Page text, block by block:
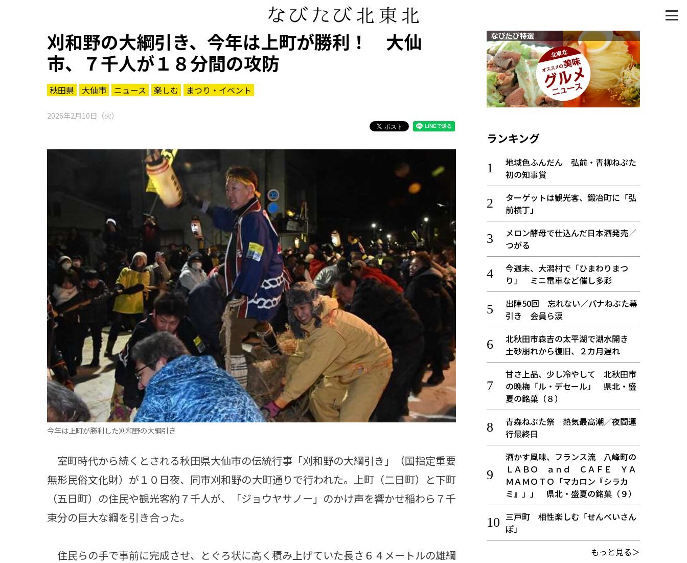
刈和野の大綱引き、今年は上町が勝利！ 大仙
市、７千人が１８分間の攻防
秋田県 大仙市 ニュース 楽しむ まつり・イベント
2026年2月10日（火）
今年は上町が勝利した刈和野の大綱引き
室町時代から続くとされる秋田県大仙市の伝統行事「刈和野の大綱引き」（国指定重要
無形民俗文化財）が１０日夜、同市刈和野の大町通りで行われた。上町（二日町）と下町
（五日町）の住民や観光客約７千人が、「ジョウヤサノー」のかけ声を響かせ稲わら７千
束分の巨大な綱を引き合った。
住民らの手で事前に完成させ、とぐろ状に高く積み上げていた長さ６４メートルの雄綱
ランキング
地域色ふんだん 弘前・青柳ねぷた
初の知事賞
ターゲットは観光客、鍛冶町に「弘
前横丁」
メロン酵母で仕込んだ日本酒発売／
つがる
今週末、大潟村で「ひまわりまつ
り」 ミニ電車など催し多彩
出陣50回 忘れない／パナねぶた幕
引き 会員ら涙
北秋田市森吉の太平湖で湖水開き
土砂崩れから復旧、２カ月遅れ
甘さ上品、少し冷やして 北秋田市
の晩梅「ル・デセール」 県北・盛
夏の銘菓（８）
青森ねぶた祭 熱気最高潮／夜間運
行最終日
酒かす風味、フランス流 八峰町の
ＬＡＢＯ ａｎｄ ＣＡＦＥ ＹＡ
ＭＡＭＯＴＯ「マカロン『シラカ
ミ』」」 県北・盛夏の銘菓（９）
三戸町 相性楽しむ「せんべいさん
ぽ」
もっと見る＞
まつり・イベント
おみやげ・特産
道の駅・産直
アウトドア・レジャー
ご当地グルメ